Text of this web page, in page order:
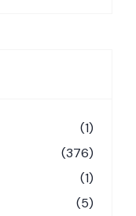
(1)
(376)
(1)
(5)